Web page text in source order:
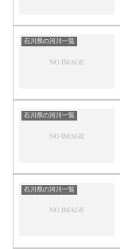
石川県の河川一覧
石川県の河川一覧
石川県の河川一覧